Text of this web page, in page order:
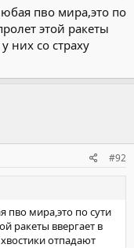
пво мира,это по
этой ракеты
них со страху
#92
пво мира,это по сути
ракеты ввергает в
отпадают